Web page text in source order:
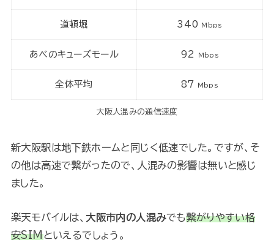
道頓堀 340 Mbps
あべのキューズモール 92 Mbps
全体平均 87 Mbps
大阪人混みの通信速度
新大阪駅は地下鉄ホームと同じく低速でした。ですが、そ
の他は高速で繋がったので、人混みの影響は無いと感じ
ました。
楽天モバイルは、 大阪市内の人混みでも繋がりやすい格
安SIMといえるでしょう。